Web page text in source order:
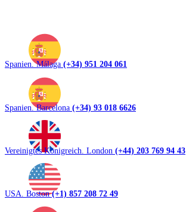
Spanien. Málaga (+34) 951 204 061
Spanien. Barcelona (+34) 93 018 6626
Vereinigtes Königreich. London (+44) 203 769 94 43
USA. Boston(+1) 857 208 72 49